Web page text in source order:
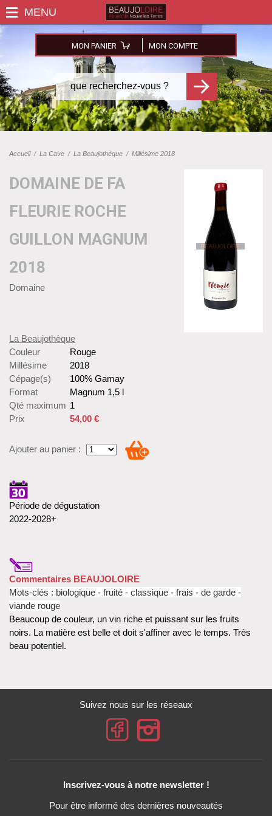
MON PANIER MON COMPTE
Accueil/ La Cave / La Beaujothèque / Millésime 2018
DOMAINE DE FA
FLEURIE ROCHE
GUILLON MAGNUM
2018
Domaine
La Beaujothèque
Couleur
Rouge
Millésime
2018
Cépage(s)
100% Gamay
Format
Magnum 1,5 l
Qté maximum 1
Prix
54,00 €
Ajouter au panier :
Période de dégustation
2022-2028+
Commentaires BEAUJOLOIRE
Mots-clés : biologique - fruité - classique - frais - de garde -
viande rouge
Beaucoup de couleur, un vin riche et puissant sur les fruits
noirs. La matière est belle et doit s'affiner avec le temps. Très
beau potentiel.
Suivez nous sur les réseaux
Inscrivez-vous à notre newsletter !
Pour être informé des dernières nouveautés